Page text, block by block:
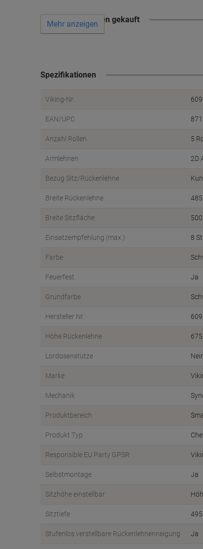
Wird oft zusammen gekauft
Mehr anzeigen
Spezifikationen
Viking-Nr.
EAN/UPC
Anzahl Rollen 5
Armlehnen 2D
Bezug Sitz/Rückenlehne
Breite Rückenlehne
Breite Sitzfläche
Einsatzempfehlung (max.) 8
Farbe
Feuerfest Ja
Grundfarbe
Hersteller Nr.
Höhe Rückenlehne
Lordosenstütze
Marke
Mechanik
Produktbereich
Produkt Typ
Responsible EU Party GPSR
Selbstmontage Ja
Sitzhöhe einstellbar
Sitztiefe 495
Stufenlos verstellbare Rückenlehnenneigung Ja